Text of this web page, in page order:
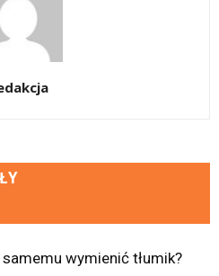
wymienić tłumik?